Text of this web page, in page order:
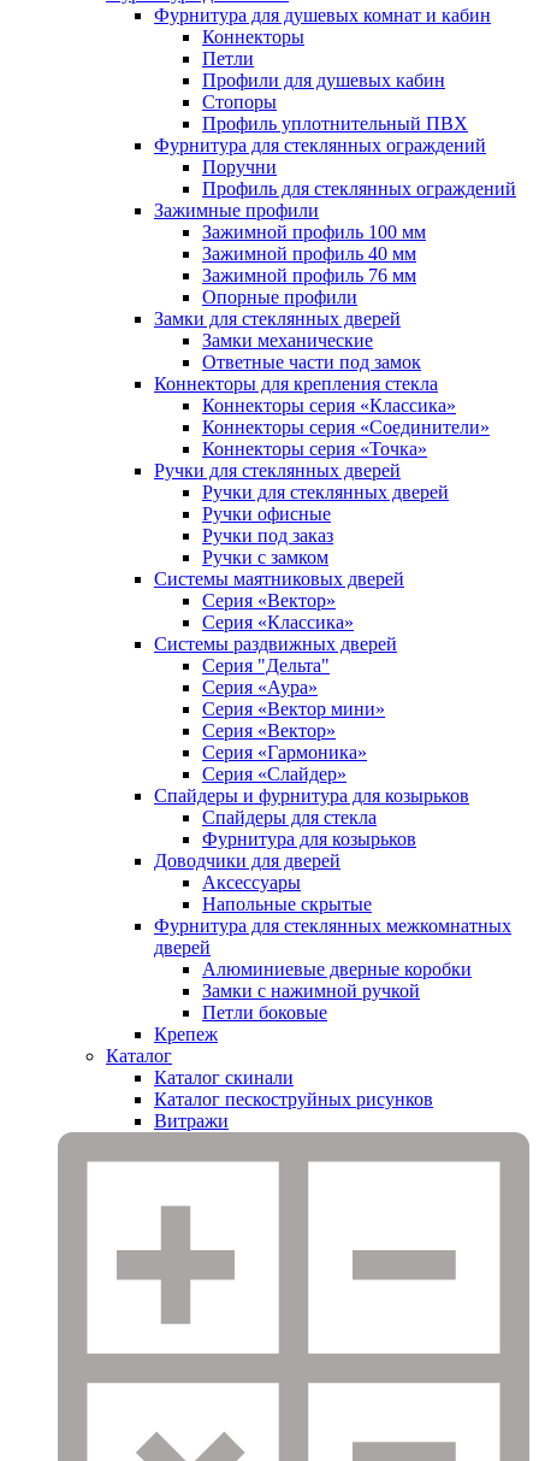
Фурнитура для душевых комнат и кабин
Коннекторы
Петли
Профили для душевых кабин
Стопоры
Профиль уплотнительный ПВХ
Фурнитура для стеклянных ограждений
Поручни
Профиль для стеклянных ограждений
Зажимные профили
Зажимной профиль 100 мм
Зажимной профиль 40 мм
Зажимной профиль 76 мм
Опорные профили
Замки для стеклянных дверей
Замки механические
Ответные части под замок
Коннекторы для крепления стекла
Коннекторы серия «Классика»
Коннекторы серия «Соединители»
Коннекторы серия «Точка»
Ручки для стеклянных дверей
Ручки для стеклянных дверей
Ручки офисные
Ручки под заказ
Ручки с замком
Системы маятниковых дверей
Серия «Вектор»
Серия «Классика»
Системы раздвижных дверей
Серия "Дельта"
Серия «Аура»
Серия «Вектор мини»
Серия «Вектор»
Серия «Гармоника»
Серия «Слайдер»
Спайдеры и фурнитура для козырьков
Спайдеры для стекла
Фурнитура для козырьков
Доводчики для дверей
Аксессуары
Напольные скрытые
Фурнитура для стеклянных межкомнатных
дверей
Алюминиевые дверные коробки
Замки с нажимной ручкой
Петли боковые
Крепеж
Каталог
Каталог скинали
Каталог пескоструйных рисунков
Витражи